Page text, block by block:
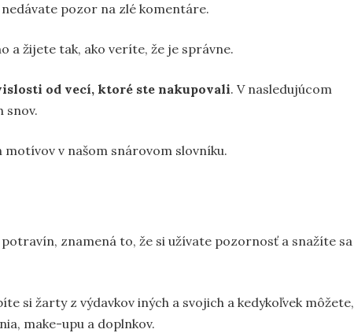
pozor na zlé komentáre.
a žijete tak, ako veríte, že je správne.
od vecí, ktoré ste nakupovali. V nasledujúcom
snov.
v našom snárovom slovníku.
znamená to, že si užívate pozornosť a snažíte sa
si žarty z výdavkov iných a svojich a kedykoľvek môžete,
make-upu a doplnkov.